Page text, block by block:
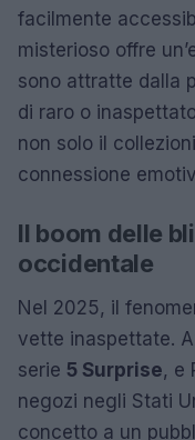
facilmente
misterioso offre
sono attratte dalla
di raro o
non solo il
connessione
Il boom delle
occidentale
Nel 2025, il
vette inaspettate.
serie 5 Surprise, e
negozi negli Stati
concetto a un